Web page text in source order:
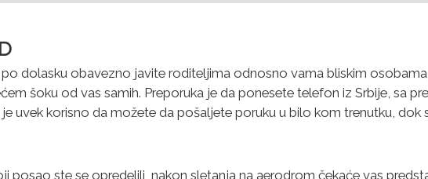
dolasku obavezno javite roditeljima odnosno vama bliskim
šoku od vas samih. Preporuka je da ponesete telefon iz Srbije, sa
uvek korisno da možete da pošaljete poruku u bilo kom trenutku, dok
posao ste se opredelili, nakon sletanja na aerodrom čekaće vas